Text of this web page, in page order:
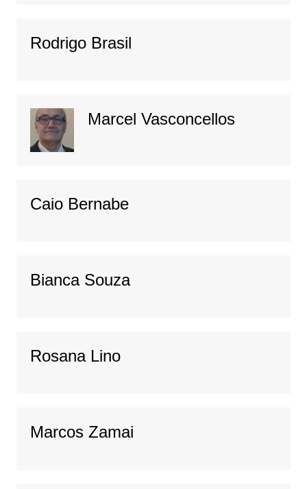
Rodrigo Brasil
Marcel Vasconcellos
Caio Bernabe
Bianca Souza
Rosana Lino
Marcos Zamai